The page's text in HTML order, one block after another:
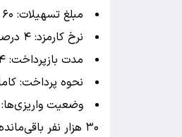
مبلغ تسهیلات: ۶۰ میلیون تومان (افزایش ۱۰ میلیون تومانی نسبت به سال گذشته).
نرخ کارمزد: ۴ درصد (قرض‌الحسنه).
مدت بازپرداخت: ۲۴ ماه.
نحوه پرداخت:
۳۰ هزار نفر باقی‌مانده، واریزی آن‌ها نیز بلافاصله انجام خواهد شد.